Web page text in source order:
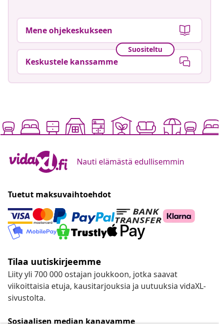
Mene ohjekeskukseen
Suositeltu
Keskustele kanssamme
Nauti elämästä edullisemmin
Tuetut maksuvaihtoehdot
Tilaa uutiskirjeemme
Liity yli 700 000 ostajan joukkoon, jotka saavat
viikoittaisia etuja, kausitarjouksia ja uutuuksia vidaXL-
sivustolta.
Sosiaalisen median kanavamme